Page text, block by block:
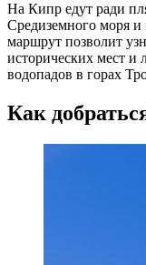
На Кипр едут ради
Средиземного моря и
маршрут позволит
исторических мест и
водопадов в горах
Как